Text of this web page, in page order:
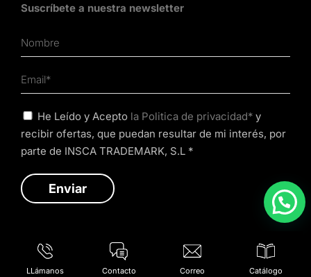
LLámanos Contacto Correo Catálogo
Suscríbete a nuestra newsletter
He Leído y Acepto la Politica de privacidad* y
recibir ofertas, que puedan resultar de mi interés, por
parte de INSCA TRADEMARK, S.L *